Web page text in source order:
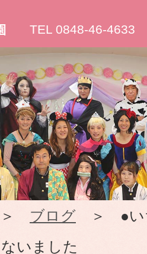
新
高
山
め
ぐ
み
幼
TEL 0848-46-4633
ブログ ＞ ●い
いました